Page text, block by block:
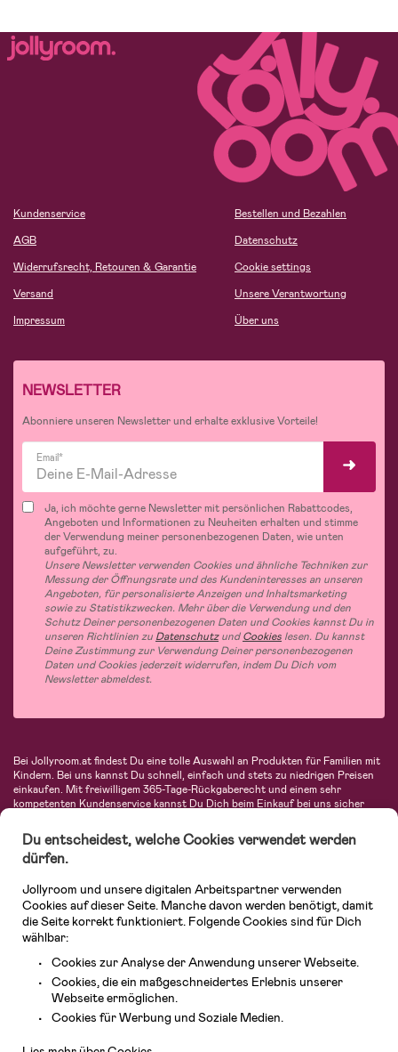
Kundenservice
AGB
Widerrufsrecht, Retouren & Garantie
Versand
Impressum
Bestellen und Bezahlen
Datenschutz
Cookie settings
Unsere Verantwortung
Über uns
NEWSLETTER
Abonniere unseren Newsletter und erhalte exklusive Vorteile!
Email*
Ja, ich möchte gerne Newsletter mit persönlichen Rabattcodes,
Angeboten und Informationen zu Neuheiten erhalten und stimme
der Verwendung meiner personenbezogenen Daten, wie unten
aufgeführt, zu.
Unsere Newsletter verwenden Cookies und ähnliche Techniken zur
Messung der Öffnungsrate und des Kundeninteresses an unseren
Angeboten, für personalisierte Anzeigen und Inhaltsmarketing
sowie zu Statistikzwecken. Mehr über die Verwendung und den
Schutz Deiner personenbezogenen Daten und Cookies kannst Du in
unseren Richtlinien zu DatenschutzundCookies lesen. Du kannst
Deine Zustimmung zur Verwendung Deiner personenbezogenen
Daten und Cookies jederzeit widerrufen, indem Du Dich vom
Newsletter abmeldest.
Bei Jollyroom.at findest Du eine tolle Auswahl an Produkten für Familien mit
Kindern. Bei uns kannst Du schnell, einfach und stets zu niedrigen Preisen
einkaufen. Mit freiwilligem 365-Tage-Rückgaberecht und einem sehr
kompetenten Kundenservice kannst Du Dich beim Einkauf bei uns sicher
Autositze, Kinder- und Babymode, Produkte für Mütter und eine Menge
fantastischer Einrichtungsgegenstände, Spielsachen, Babyprodukte und
vieles mehr. Wir haben Produkte von bekannten Herstellern wie Britax, Maxi-
Avent, Jack Wolfskin, Cybex, LEGO und vielen mehr. Schau Dich um in
unserem vielfältigen Onlineshop für Kinder & Babys. Willkommen!
Du entscheidest, welche Cookies verwendet werden
dürfen.
Jollyroom und unsere digitalen Arbeitspartner verwenden
Cookies auf dieser Seite. Manche davon werden benötigt, damit
die Seite korrekt funktioniert. Folgende Cookies sind für Dich
wählbar:
Cookies zur Analyse der Anwendung unserer Webseite.
Cookies, die ein maßgeschneidertes Erlebnis unserer
Webseite ermöglichen.
Cookies für Werbung und Soziale Medien.